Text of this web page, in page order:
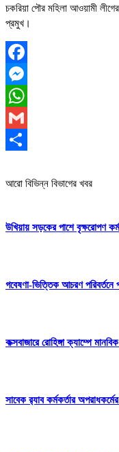
চকরিয়া পৌর মহিলা আওয়ামী
প্রমুখ।
Facebook
Messenger
WhatsApp
Gmail
আরো বিভিন্ন বিভাগের খবর
উখিয়ায় সড়কের পাশে বৃক্ষরোপণ
গবেষণা-ভিত্তিক আচরণ পরিবর্তনে
কক্সবাজারে রোহিঙ্গা ক্যাম্পে
সাবেক র‍্যাব কর্মকর্তার